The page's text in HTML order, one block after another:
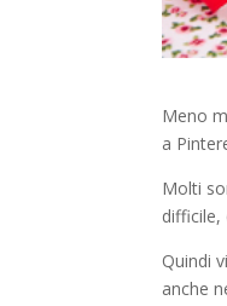
Meno
a
Molti
difficile,
Quindi
anche